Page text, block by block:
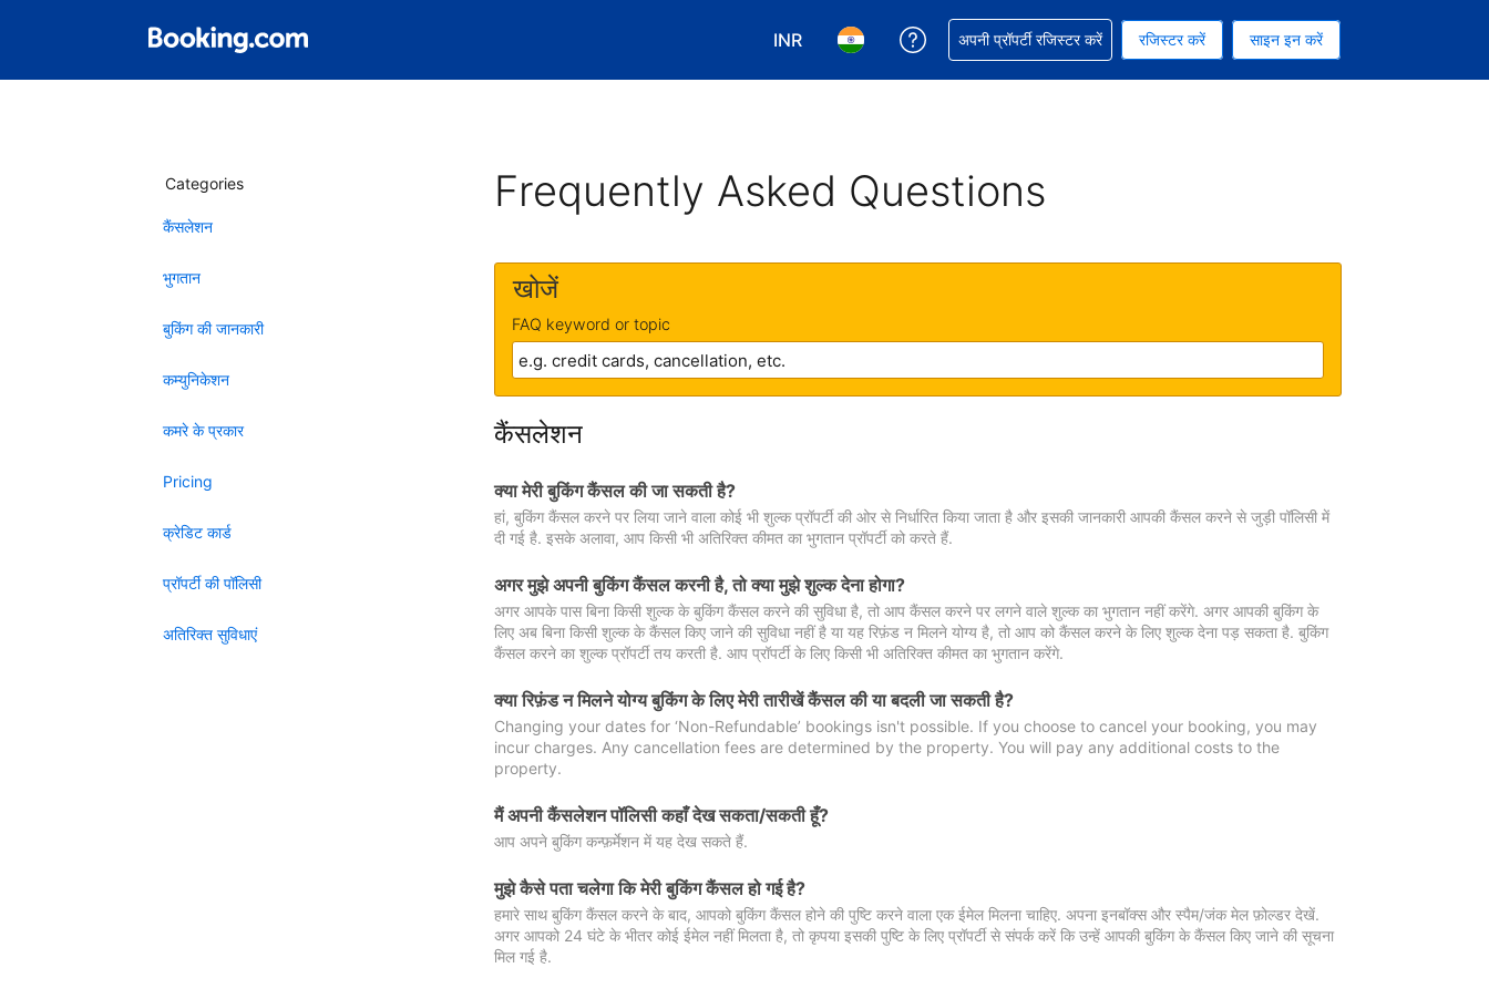
INR
अपनी करेंसी चुनें. आपने अभी INR करेंसी को चुना हुआ है
अपनी भाषा चुनें. आपने अभी हिन्दी भाषा को चुना हुआ है
अपनी बुकिंग में सहायता पाएं
अपनी प्रॉपर्टी रजिस्टर करें रजिस्टर करें साइन इन करें
Categories
कैंसलेशन
भुगतान
बुकिंग की जानकारी
कम्युनिकेशन
कमरे के प्रकार
Pricing
क्रेडिट कार्ड
प्रॉपर्टी की पॉलिसी
अतिरिक्त सुविधाएं
Frequently Asked Questions
खोजें
FAQ keyword or topic
कैंसलेशन
क्या मेरी बुकिंग कैंसल की जा सकती है?
हां, बुकिंग कैंसल करने पर लिया जाने वाला कोई भी शुल्क प्रॉपर्टी की ओर से निर्धारित किया जाता है और इसकी जानकारी आपकी कैंसल करने से जुड़ी पॉलिसी में
दी गई है. इसके अलावा, आप किसी भी अतिरिक्त कीमत का भुगतान प्रॉपर्टी को करते हैं.
अगर मुझे अपनी बुकिंग कैंसल करनी है, तो क्या मुझे शुल्क देना होगा?
अगर आपके पास बिना किसी शुल्क के बुकिंग कैंसल करने की सुविधा है, तो आप कैंसल करने पर लगने वाले शुल्क का भुगतान नहीं करेंगे. अगर आपकी बुकिंग के
लिए अब बिना किसी शुल्क के कैंसल किए जाने की सुविधा नहीं है या यह रिफ़ंड न मिलने योग्य है, तो आप को कैंसल करने के लिए शुल्क देना पड़ सकता है. बुकिंग
कैंसल करने का शुल्क प्रॉपर्टी तय करती है. आप प्रॉपर्टी के लिए किसी भी अतिरिक्त कीमत का भुगतान करेंगे.
क्या रिफ़ंड न मिलने योग्य बुकिंग के लिए मेरी तारीखें कैंसल की या बदली जा सकती है?
Changing your dates for ‘Non-Refundable’ bookings isn't possible. If you choose to cancel your booking, you may
incur charges. Any cancellation fees are determined by the property. You will pay any additional costs to the
property.
मैं अपनी कैंसलेशन पॉलिसी कहाँ देख सकता/सकती हूँ?
आप अपने बुकिंग कन्फ़र्मेशन में यह देख सकते हैं.
मुझे कैसे पता चलेगा कि मेरी बुकिंग कैंसल हो गई है?
हमारे साथ बुकिंग कैंसल करने के बाद, आपको बुकिंग कैंसल होने की पुष्टि करने वाला एक ईमेल मिलना चाहिए. अपना इनबॉक्स और स्पैम/जंक मेल फ़ोल्डर देखें.
अगर आपको 24 घंटे के भीतर कोई ईमेल नहीं मिलता है, तो कृपया इसकी पुष्टि के लिए प्रॉपर्टी से संपर्क करें कि उन्हें आपकी बुकिंग के कैंसल किए जाने की सूचना
मिल गई है.